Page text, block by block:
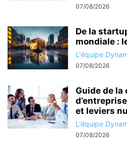
07/08/2026
De la
mondiale :
L'équipe
07/08/2026
Guide de
et leviers
L'équipe
07/08/2026